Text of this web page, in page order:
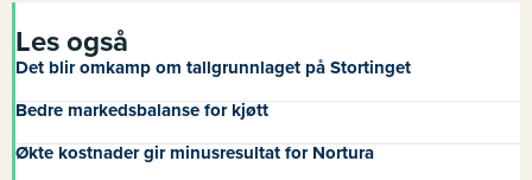
Les også
Det blir omkamp om tallgrunnlaget på Stortinget
Bedre markedsbalanse for kjøtt
Økte kostnader gir minusresultat for Nortura